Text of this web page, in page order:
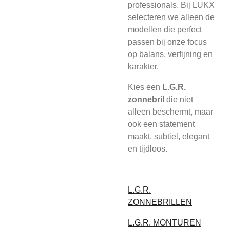
professionals. Bij LUKX
selecteren we alleen de
modellen die perfect
passen bij onze focus
op balans, verfijning en
karakter.
Kies een L.G.R.
zonnebril die niet
alleen beschermt, maar
ook een statement
maakt, subtiel, elegant
en tijdloos.
L.G.R.
ZONNEBRILLEN
L.G.R. MONTUREN